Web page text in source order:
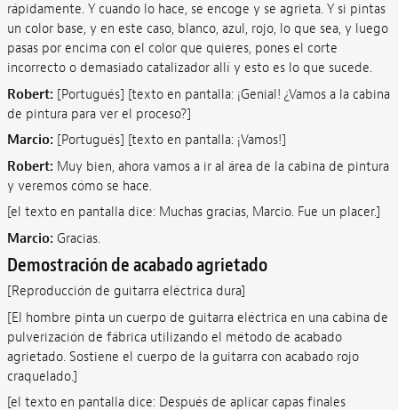
rápidamente. Y cuando lo hace, se encoge y se agrieta. Y si pintas
un color base, y en este caso, blanco, azul, rojo, lo que sea, y luego
pasas por encima con el color que quieres, pones el corte
incorrecto o demasiado catalizador allí y esto es lo que sucede.
Robert: [Portugués] [texto en pantalla: ¡Genial! ¿Vamos a la cabina
de pintura para ver el proceso?]
Marcio: [Portugués] [texto en pantalla: ¡Vamos!]
Robert: Muy bien, ahora vamos a ir al área de la cabina de pintura
y veremos cómo se hace.
[el texto en pantalla dice: Muchas gracias, Marcio. Fue un placer.]
Marcio: Gracias.
Demostración de acabado agrietado
[Reproducción de guitarra eléctrica dura]
[El hombre pinta un cuerpo de guitarra eléctrica en una cabina de
pulverización de fábrica utilizando el método de acabado
agrietado. Sostiene el cuerpo de la guitarra con acabado rojo
craquelado.]
[el texto en pantalla dice: Después de aplicar capas finales